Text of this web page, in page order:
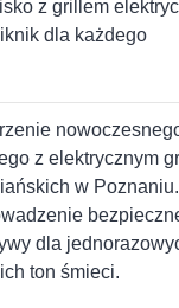
z grillem
dla każdego
z elektrycznym
w Poznaniu.
dla
ton śmieci.